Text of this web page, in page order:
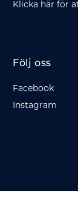
Klicka här för
Följ oss
Facebook
Instagram